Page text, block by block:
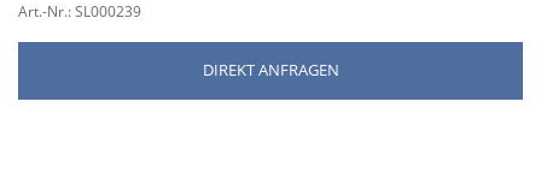
Art.-Nr.: SL000239
DIREKT ANFRAGEN